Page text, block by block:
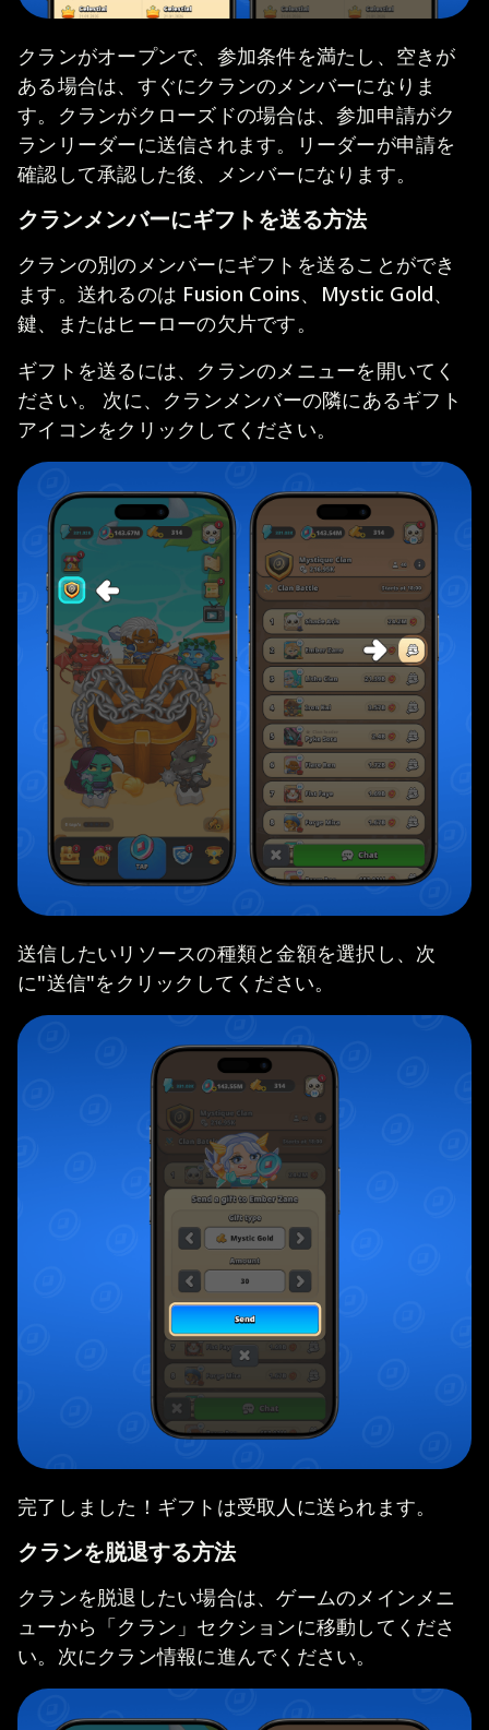
クランがオープンで、参加条件を満たし、空きが
ある場合は、すぐにクランのメンバーになりま
す。クランがクローズドの場合は、参加申請がク
ランリーダーに送信されます。リーダーが申請を
確認して承認した後、メンバーになります。
クランメンバーにギフトを送る方法
クランの別のメンバーにギフトを送ることができ
ます。送れるのは Fusion Coins、Mystic Gold、
鍵、またはヒーローの欠片です。
ギフトを送るには、クランのメニューを開いてく
ださい。 次に、クランメンバーの隣にあるギフト
アイコンをクリックしてください。
送信したいリソースの種類と金額を選択し、次
に"送信"をクリックしてください。
完了しました！ギフトは受取人に送られます。
クランを脱退する方法
クランを脱退したい場合は、ゲームのメインメニ
ューから「クラン」セクションに移動してくださ
い。次にクラン情報に進んでください。